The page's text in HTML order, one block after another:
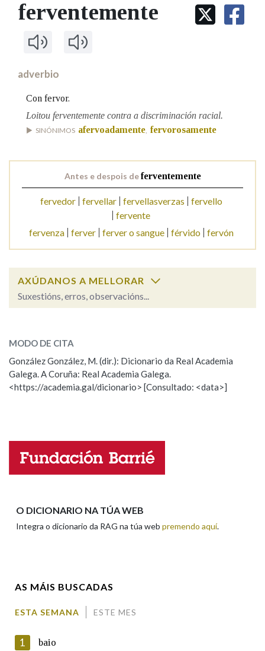
IDENTIDADE CORPORATIVA
MARCIAL DEL ADALID
FIGURAS HOMENAXEADAS
Facebook
TwitterYoutubeInstagram
Bluesky
BUSCAR NOS LEMAS
Comeza por
Contén
BUSCAR NO CONTIDO
Nas definicións
Nos exemplos
Na fraseoloxía
Marcas gramaticais
LIMPAR
ferventemente
adverbio
Con fervor.
Loitou ferventemente contra a discriminación racial.
SINÓNIMOS afervoadamente fervorosamente
Antes e despois deferventemente
fervedor fervellar fervellasverzas
fervello
fervente
fervenza
ferver ferver o sangue férvido fervón
AXÚDANOS A MELLORAR
Suxestións, erros, observacións...
ESCOLLE UNHA OPCIÓN:
Observación Hai un erro na palabra
Propoño mellorar a definición
Nome
MODO DE CITA
González González, M. (dir.): Dicionario da Real Academia
Galega. A Coruña: Real Academia Galega.
<https://academia.gal/dicionario> [Consultado: <data>]
O DICIONARIO NA TÚA WEB
Integra o dicionario da RAG na túa web premendo aquí.
AS MÁIS BUSCADAS
ESTA SEMANA ESTE MES
1 baio